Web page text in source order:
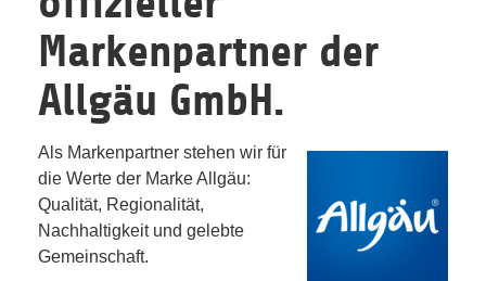
Markenpartner der
Allgäu GmbH.
Als Markenpartner stehen wir für
die Werte der Marke Allgäu:
Qualität, Regionalität,
Nachhaltigkeit und gelebte
Gemeinschaft.